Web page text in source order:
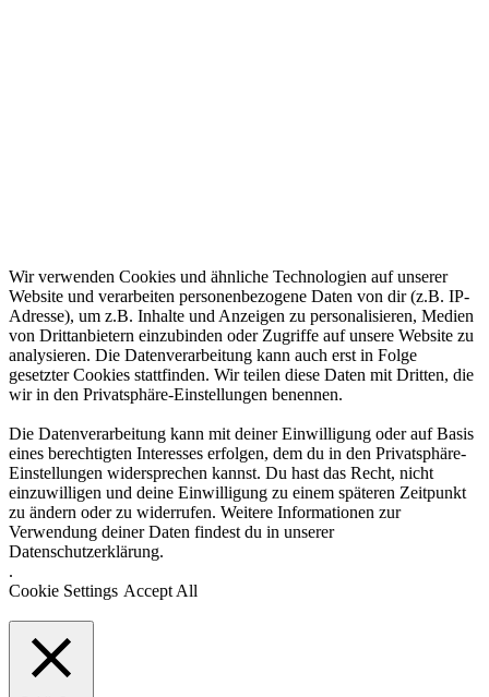
Wir verwenden Cookies und ähnliche Technologien auf unserer
Website und verarbeiten personenbezogene Daten von dir (z.B. IP-
Adresse), um z.B. Inhalte und Anzeigen zu personalisieren, Medien
von Drittanbietern einzubinden oder Zugriffe auf unsere Website zu
analysieren. Die Datenverarbeitung kann auch erst in Folge
gesetzter Cookies stattfinden. Wir teilen diese Daten mit Dritten, die
wir in den Privatsphäre-Einstellungen benennen.
Die Datenverarbeitung kann mit deiner Einwilligung oder auf Basis
eines berechtigten Interesses erfolgen, dem du in den Privatsphäre-
Einstellungen widersprechen kannst. Du hast das Recht, nicht
einzuwilligen und deine Einwilligung zu einem späteren Zeitpunkt
zu ändern oder zu widerrufen. Weitere Informationen zur
Verwendung deiner Daten findest du in unserer
Datenschutzerklärung.
.
Cookie Settings Accept All